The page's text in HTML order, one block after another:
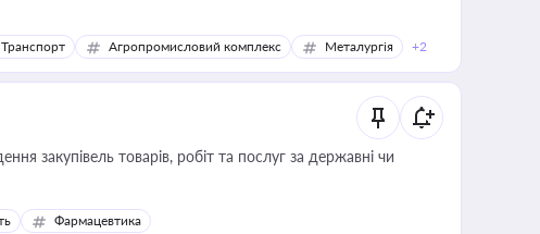
Транспорт Агропромисловий комплекс Металургія +2
закупівель товарів, робіт та послуг за державні чи
Фармацевтика